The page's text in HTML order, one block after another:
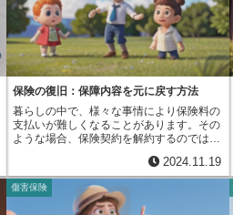
スの取れた免責金額を設定することが、保
険を上手に活用する上で非常に重要です。
大きな負担にならない範囲で、自分に合っ
た免責金額を選ぶようにしましょう。
は事故現場まで行くのに時間と手間がかか
っていました。この新しい仕組みを使うこ
とで、移動にかかる時間が節約できるだけ
でなく、その分の費用も抑えられます。
結果として、保険金をお支払いするまでの
手続きが早くなり、事故にあった方にとっ
て大きなメリットとなります。まるで、事
故現場を遠くから見ているかのように、担
当者は事務所にいながらにして壊れた箇所
の状態を詳しく把握できます。 写真を見
ることで、どの部分がどのように壊れてい
るのか、修理にどれくらい費用がかかるの
かを判断することができます。この迅速な
対応は、事故にあった方にとって安心感に
つながります。保険会社にとっても、この
仕組みは大きな利益をもたらします。 担
保険の復旧：保障内容を元に戻す方法
暮らしの中で、様々な事情により保険料の
支払いが難しくなることがあります。その
ような場合、保険契約を解約するのではな
する方法があります。例えば、支払いが難
しくなった時に保障を小さくしたり、保険
料の支払いを将来なくす方法があります。
保険料の支払いを将来なくす方法には、大
2024.11.19
傷害保険